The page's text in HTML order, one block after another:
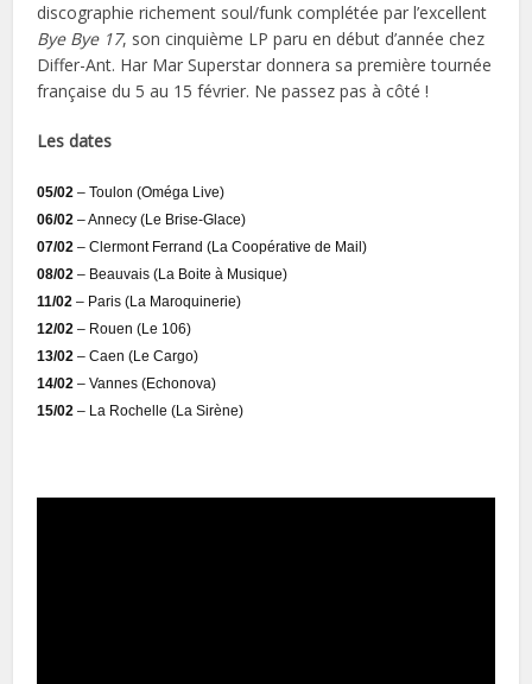
discographie richement soul/funk complétée par l’excellent
Bye Bye 17, son cinquième LP paru en début d’année chez
Differ-Ant. Har Mar Superstar donnera sa première tournée
française du 5 au 15 février. Ne passez pas à côté !
Les dates
05/02 – Toulon (Oméga Live)
06/02 – Annecy (Le Brise-Glace)
07/02 – Clermont Ferrand (La Coopérative de Mail)
08/02 – Beauvais (La Boite à Musique)
11/02 – Paris (La Maroquinerie)
12/02 – Rouen (Le 106)
13/02 – Caen (Le Cargo)
14/02 – Vannes (Echonova)
15/02 – La Rochelle (La Sirène)